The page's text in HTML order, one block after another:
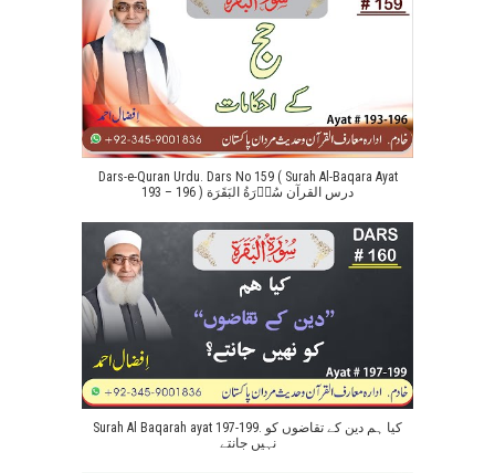
Dars-e-Quran Urdu. Dars No 159 ( Surah Al-Baqara Ayat
193 – 196 ) درس القرآن سُوۡرَةُ البَقَرَة
Surah Al Baqarah ayat 197-199. کیا ہم دین کے تقاضوں کو
نہیں جانتے